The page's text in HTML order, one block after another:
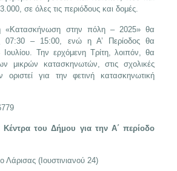
σε όλες τις περιόδους και δομές.
«Κατασκήνωση στην πόλη – 2025» θα
07:30 – 15:00, ενώ η Α’ Περίοδος θα
Ιουλίου. Την ερχόμενη Τρίτη, λοιπόν, θα
μικρών κατασκηνωτών, στις σχολικές
για την φετινή κατασκηνωτική
Κέντρα του Δήμου για την Α΄ περίοδο
Λάρισας (Ιουστινιανού 24)